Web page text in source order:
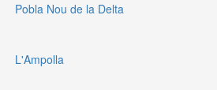
Pobla Nou de la Delta
L'Ampolla